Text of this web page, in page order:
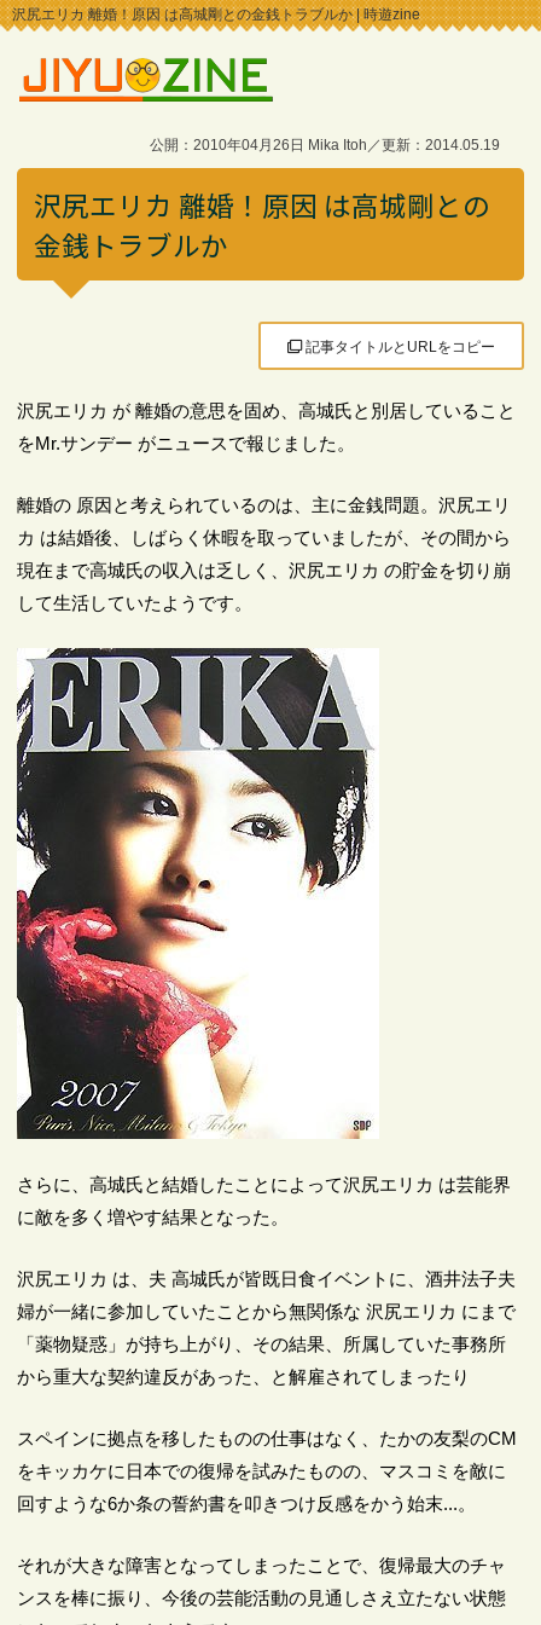
沢尻エリカ 離婚！原因 は高城剛との金銭トラブルか | 時遊zine
公開：2010年04月26日 Mika Itoh／更新：2014.05.19
沢尻エリカ 離婚！原因 は高城剛との
金銭トラブルか
記事タイトルとURLをコピー
沢尻エリカ が 離婚の意思を固め、高城氏と別居していること
をMr.サンデー がニュースで報じました。
離婚の 原因と考えられているのは、主に金銭問題。沢尻エリ
カ は結婚後、しばらく休暇を取っていましたが、その間から
現在まで高城氏の収入は乏しく、沢尻エリカ の貯金を切り崩
して生活していたようです。
さらに、高城氏と結婚したことによって沢尻エリカ は芸能界
に敵を多く増やす結果となった。
沢尻エリカ は、夫 高城氏が皆既日食イベントに、酒井法子夫
婦が一緒に参加していたことから無関係な 沢尻エリカ にまで
「薬物疑惑」が持ち上がり、その結果、所属していた事務所
から重大な契約違反があった、と解雇されてしまったり
スペインに拠点を移したものの仕事はなく、たかの友梨のCM
をキッカケに日本での復帰を試みたものの、マスコミを敵に
回すような6か条の誓約書を叩きつけ反感をかう始末...。
それが大きな障害となってしまったことで、復帰最大のチャ
ンスを棒に振り、今後の芸能活動の見通しさえ立たない状態